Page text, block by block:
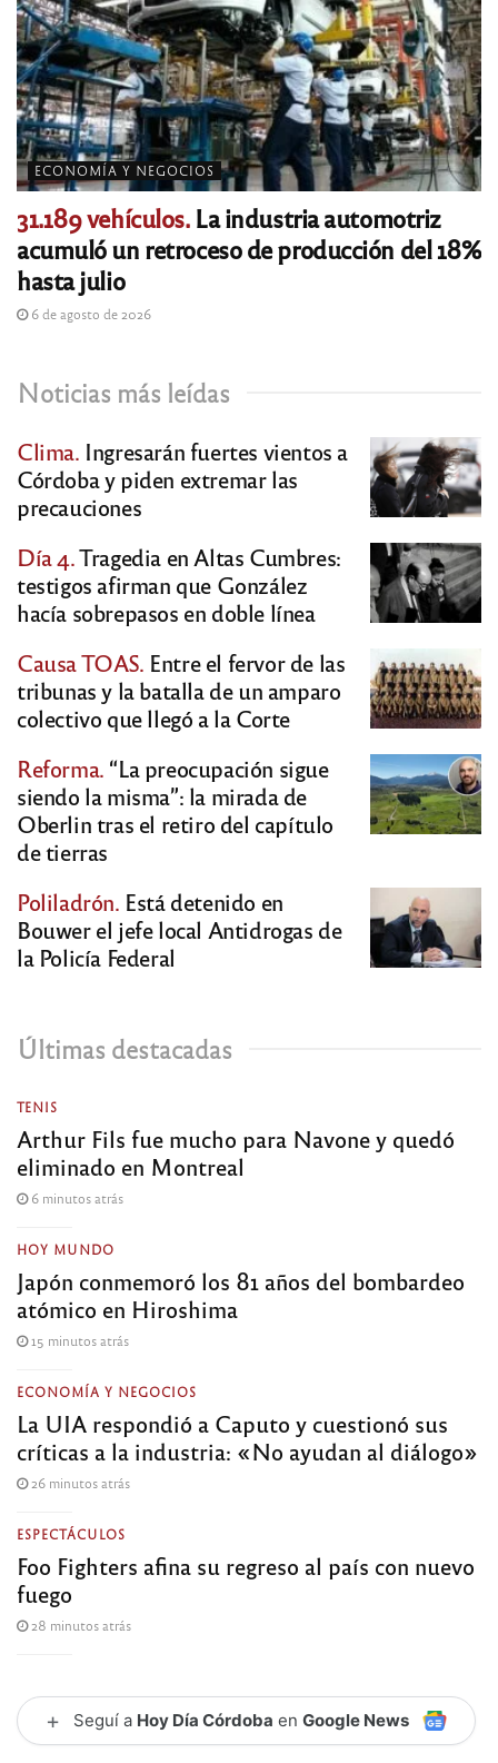
ECONOMÍA Y NEGOCIOS
31.189 vehículos.La industria automotriz
acumuló un retroceso de producción del 18%
hasta julio
6 de agosto de 2026
Noticias más leídas
Clima. Ingresarán fuertes vientos a
Córdoba y piden extremar las
precauciones
Día 4.Tragedia en Altas Cumbres:
testigos afirman que González
hacía sobrepasos en doble línea
Causa TOAS. Entre el fervor de las
tribunas y la batalla de un amparo
colectivo que llegó a la Corte
Reforma. “La preocupación sigue
siendo la misma”: la mirada de
Oberlin tras el retiro del capítulo
de tierras
Poliladrón. Está detenido en
Bouwer el jefe local Antidrogas de
la Policía Federal
Últimas destacadas
TENIS
Arthur Fils fue mucho para Navone y quedó
eliminado en Montreal
6 minutos atrás
HOY MUNDO
Japón conmemoró los 81 años del bombardeo
atómico en Hiroshima
15 minutos atrás
ECONOMÍA Y NEGOCIOS
La UIA respondió a Caputo y cuestionó sus
críticas a la industria: «No ayudan al diálogo»
26 minutos atrás
ESPECTÁCULOS
Foo Fighters afina su regreso al país con nuevo
fuego
28 minutos atrás
+ Seguí a Hoy Día Córdoba en Google News